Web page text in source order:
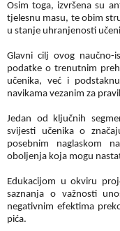
Osim toga, izvršena su
tjelesnu masu, te obim
u stanje uhranjenosti
Glavni cilj ovog naučno-
podatke o trenutnim
učenika, već i
navikama vezanim za
Jedan od ključnih
svijesti učenika o
posebnim naglaskom
oboljenja koja mogu
Edukacijom u okviru
saznanja o važnosti
negativnim efektima
pića.